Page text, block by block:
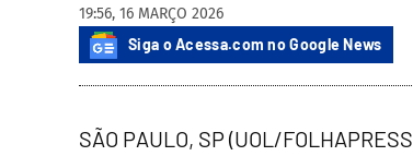
19:56, 16 MARÇO 2026
Siga o Acessa.com no Google News
SÃO PAULO, SP (UOL/